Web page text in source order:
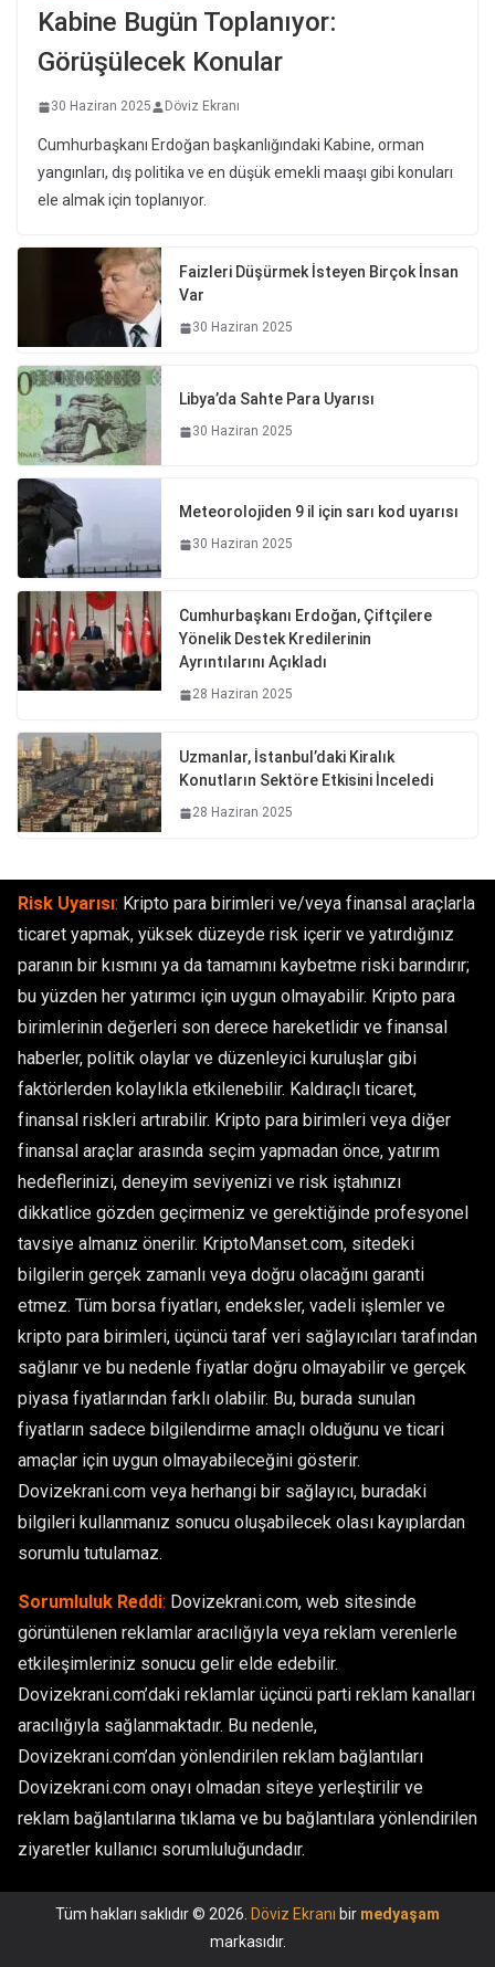
Kabine Bugün Toplanıyor:
Görüşülecek Konular
30 Haziran 2025 Döviz Ekranı
Cumhurbaşkanı Erdoğan başkanlığındaki Kabine, orman
yangınları, dış politika ve en düşük emekli maaşı gibi konuları
ele almak için toplanıyor.
Faizleri Düşürmek İsteyen Birçok İnsan
Var
30 Haziran 2025
Libya’da Sahte Para Uyarısı
30 Haziran 2025
Meteorolojiden 9 il için sarı kod uyarısı
30 Haziran 2025
Cumhurbaşkanı Erdoğan, Çiftçilere
Yönelik Destek Kredilerinin
Ayrıntılarını Açıkladı
28 Haziran 2025
Uzmanlar, İstanbul’daki Kiralık
Konutların Sektöre Etkisini İnceledi
28 Haziran 2025
Risk Uyarısı: Kripto para birimleri ve/veya finansal araçlarla
ticaret yapmak, yüksek düzeyde risk içerir ve yatırdığınız
paranın bir kısmını ya da tamamını kaybetme riski barındırır;
bu yüzden her yatırımcı için uygun olmayabilir. Kripto para
birimlerinin değerleri son derece hareketlidir ve finansal
haberler, politik olaylar ve düzenleyici kuruluşlar gibi
faktörlerden kolaylıkla etkilenebilir. Kaldıraçlı ticaret,
finansal riskleri artırabilir. Kripto para birimleri veya diğer
finansal araçlar arasında seçim yapmadan önce, yatırım
hedeflerinizi, deneyim seviyenizi ve risk iştahınızı
dikkatlice gözden geçirmeniz ve gerektiğinde profesyonel
tavsiye almanız önerilir. KriptoManset.com, sitedeki
bilgilerin gerçek zamanlı veya doğru olacağını garanti
etmez. Tüm borsa fiyatları, endeksler, vadeli işlemler ve
kripto para birimleri, üçüncü taraf veri sağlayıcıları tarafından
sağlanır ve bu nedenle fiyatlar doğru olmayabilir ve gerçek
piyasa fiyatlarından farklı olabilir. Bu, burada sunulan
fiyatların sadece bilgilendirme amaçlı olduğunu ve ticari
amaçlar için uygun olmayabileceğini gösterir.
Dovizekrani.com veya herhangi bir sağlayıcı, buradaki
bilgileri kullanmanız sonucu oluşabilecek olası kayıplardan
sorumlu tutulamaz.
Sorumluluk Reddi: Dovizekrani.com, web sitesinde
görüntülenen reklamlar aracılığıyla veya reklam verenlerle
etkileşimleriniz sonucu gelir elde edebilir.
Dovizekrani.com’daki reklamlar üçüncü parti reklam kanalları
aracılığıyla sağlanmaktadır. Bu nedenle,
Dovizekrani.com’dan yönlendirilen reklam bağlantıları
Dovizekrani.com onayı olmadan siteye yerleştirilir ve
reklam bağlantılarına tıklama ve bu bağlantılara yönlendirilen
ziyaretler kullanıcı sorumluluğundadır.
Tüm hakları saklıdır © 2026. Döviz Ekranı bir medyaşam
markasıdır.